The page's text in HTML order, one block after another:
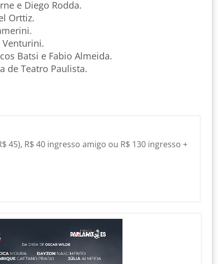
e Diego Rodda.
Orttiz.
Venturini.
Batsi e Fabio Almeida.
de Teatro Paulista.
45), R$ 40 ingresso amigo ou R$ 130 ingresso +